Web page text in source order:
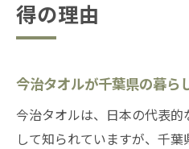
得の理由
今治タオルが千葉県の暮ら
今治タオルは、日本の代表
して知られていますが、千